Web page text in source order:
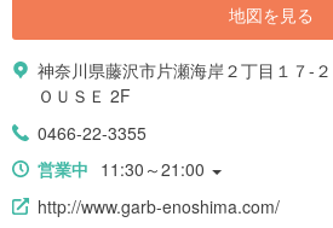
地図を見る
神奈川県藤沢市片瀬海岸２丁目１７-
ＯＵＳＥ 2F
0466-22-3355
営業中 11:30～21:00
http://www.garb-enoshima.com/